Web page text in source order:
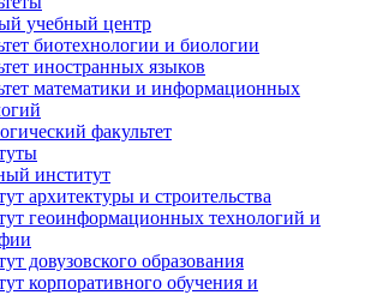
учебный центр
биотехнологии и биологии
иностранных языков
математики и информационных
факультет
институт
архитектуры и строительства
геоинформационных технологий и
довузовского образования
корпоративного обучения и